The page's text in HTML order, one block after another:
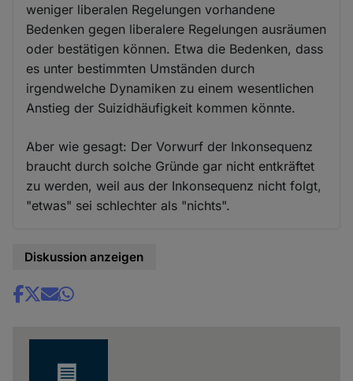
weniger liberalen Regelungen vorhandene
Bedenken gegen liberalere Regelungen ausräumen
oder bestätigen können. Etwa die Bedenken, dass
es unter bestimmten Umständen durch
irgendwelche Dynamiken zu einem wesentlichen
Anstieg der Suizidhäufigkeit kommen könnte.
Aber wie gesagt: Der Vorwurf der Inkonsequenz
braucht durch solche Gründe gar nicht entkräftet
zu werden, weil aus der Inkonsequenz nicht folgt,
"etwas" sei schlechter als "nichts".
Diskussion anzeigen
Share